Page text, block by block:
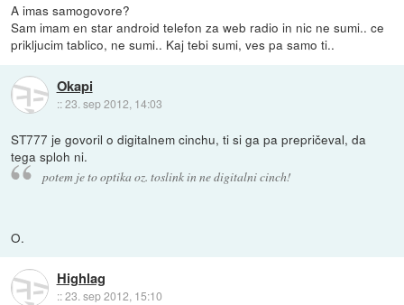
A imas samogovore?
Sam imam en star android telefon za web radio in nic ne sumi.. ce
prikljucim tablico, ne sumi.. Kaj tebi sumi, ves pa samo ti..
Okapi
::23. sep 2012, 14:03
ST777 je govoril o digitalnem cinchu, ti si ga pa prepričeval, da
tega sploh ni.
potem je to optika oz. toslink in ne digitalni cinch!
O.
Highlag
::23. sep 2012, 15:10